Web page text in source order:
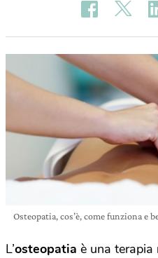
Osteopatia, cos’è, come funziona e
L’osteopatia è una terapia